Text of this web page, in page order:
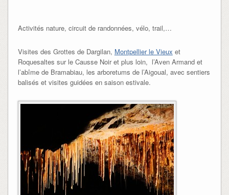
Activités nature, circuit de randonnées, vélo, trail,…
Visites des Grottes de Dargilan, Montpellier le Vieux et
Roquesaltes sur le Causse Noir et plus loin, l’Aven Armand et
l’abîme de Bramabiau, les arboretums de l’Aigoual, avec sentiers
balisés et visites guidées en saison estivale.